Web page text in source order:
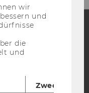
Blog
Bluesky
wir
und
die
und
Zweck